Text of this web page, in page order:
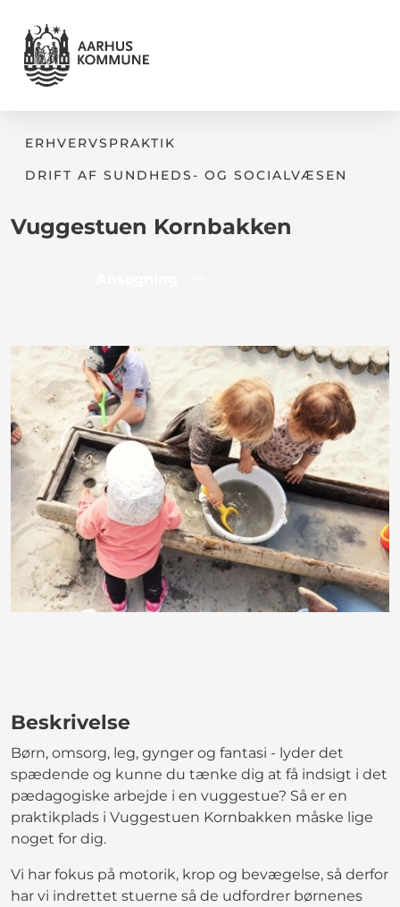
ERHVERVSPRAKTIK
DRIFT AF SUNDHEDS- OG SOCIALVÆSEN
Vuggestuen Kornbakken
Beskrivelse
Børn, omsorg, leg, gynger og fantasi - lyder det
spædende og kunne du tænke dig at få indsigt i det
pædagogiske arbejde i en vuggestue? Så er en
praktikplads i Vuggestuen Kornbakken måske lige
noget for dig.
Vi har fokus på motorik, krop og bevægelse, så derfor
har vi indrettet stuerne så de udfordrer børnenes